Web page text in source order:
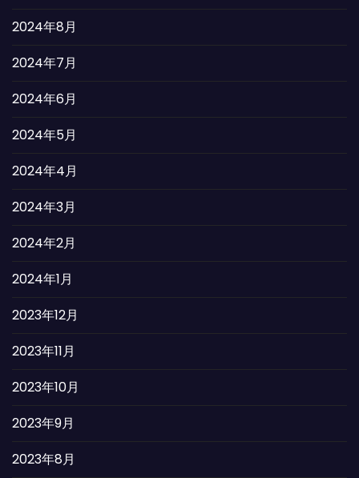
2024年8月
2024年7月
2024年6月
2024年5月
2024年4月
2024年3月
2024年2月
2024年1月
2023年12月
2023年11月
2023年10月
2023年9月
2023年8月